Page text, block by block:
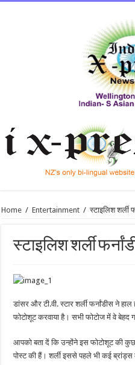
Home / Entertainment / स्टाइलिश शर्ली
स्टाइलिश शर्ली
डांसर और टी.वी. स्टार शर्ली फर्नांडीस ने
फोटोशूट करवाया है। सभी फोटोज में वे बेहद
आपको बता दें कि उन्होंने इस फोटोशूट की
पोस्ट की हैं। शर्ली इससे पहले भी कई